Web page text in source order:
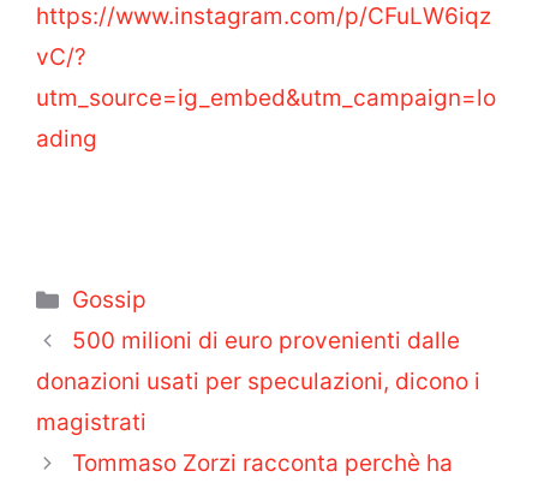
https://www.instagram.com/p/CFuLW6iqz
vC/?
utm_source=ig_embed&utm_campaign=lo
ading
Categorie
Gossip
500 milioni di euro provenienti dalle
donazioni usati per speculazioni, dicono i
magistrati
Tommaso Zorzi racconta perchè ha